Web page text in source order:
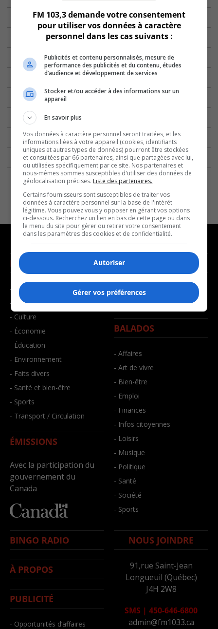
NOUVELLES
- Affaires municipales
- Communauté / Social
- Culture
- Économie
- Éducation
- Environnement
- Faits divers
- Santé et bien-être
- Sports
- Transport / Circulation
ÉMISSIONS
Avec la participation du
gouvernement du
Canada
MUSIQUE
- Décompte franco
- Joué récemment
BALADOS
- Affaires
- Art de vivre
- Bien-être
- Emploi
- Finances
- Infos citoyennes
- Loisirs
- Musique
- Politique
- Santé
- Société
- Sports
BINGO RADIO
À PROPOS
PUBLICITÉ
- Opportunités d’affaires
NOUS JOINDRE
91,rue Saint-Jean
Longueuil (Québec)
J4H 2W8
SMS | 450-646-6800
admin@fm1033.ca
FM 103,3 demande votre consentement
pour utiliser vos données à caractère
personnel dans les cas suivants :
Publicités et contenu personnalisés, mesure de
performance des publicités et du contenu, études
d’audience et développement de services
Stocker et/ou accéder à des informations sur un
appareil
En savoir plus
Vos données à caractère personnel seront traitées, et les
informations liées à votre appareil (cookies, identifiants
uniques et autres types de données) pourront être stockées
et consultées par 66 partenaires, ainsi que partagées avec lui,
ou utilisées spécifiquement par ce site. Nos partenaires et
nous-mêmes sommes susceptibles d'utiliser des données de
géolocalisation précises. Liste des partenaires.
Certains fournisseurs sont susceptibles de traiter vos
données à caractère personnel sur la base de l'intérêt
légitime. Vous pouvez vous y opposer en gérant vos options
ci-dessous. Recherchez un lien en bas de cette page ou dans
le menu du site pour gérer ou retirer votre consentement
dans les paramètres des cookies et de confidentialité.
Autoriser
Gérer vos préférences